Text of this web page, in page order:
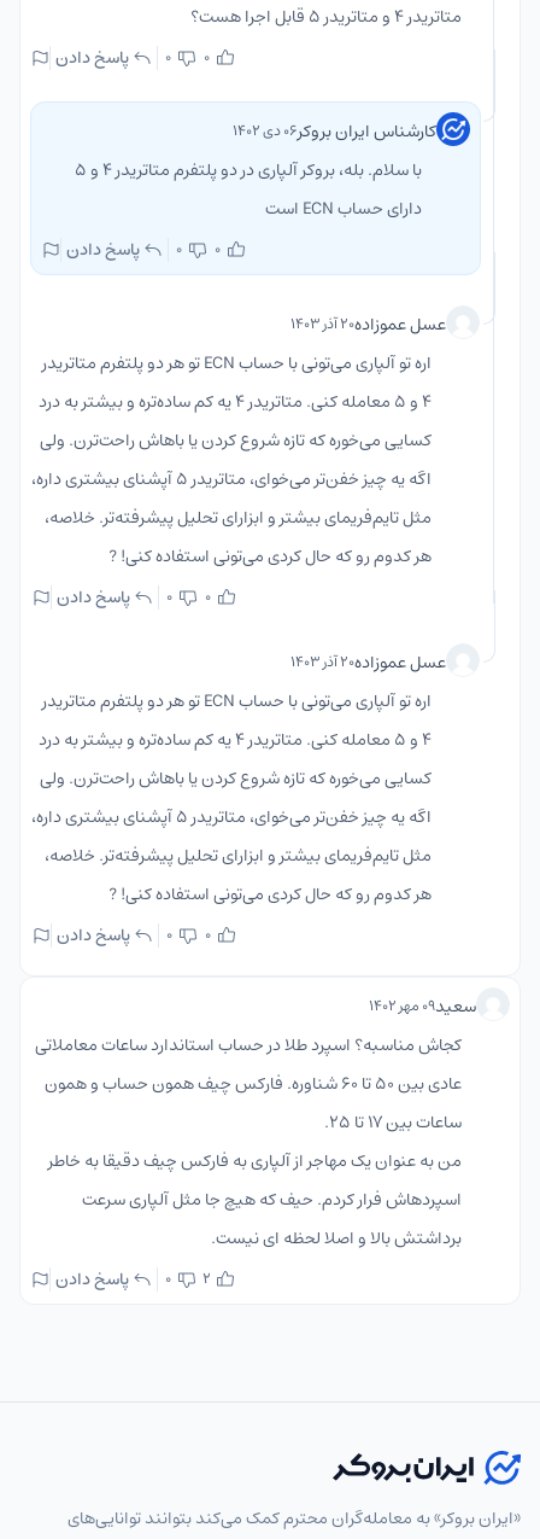
متاتریدر 4 و متاتریدر 5 قابل اجرا هست؟
0
0 پاسخ دادن
کارشناس ایران بروکر۰۶ دی ۱۴۰۲
با سلام. بله، بروکر آلپاری در دو پلتفرم متاتریدر 4 و 5
دارای حساب ECN است
0
0 پاسخ دادن
عسل عموزاده۲۰ آذر ۱۴۰۳
اره تو آلپاری می‌تونی با حساب ECN تو هر دو پلتفرم متاتریدر
4 و 5 معامله کنی. متاتریدر 4 یه کم ساده‌تره و بیشتر به درد
کسایی می‌خوره که تازه شروع کردن یا باهاش راحت‌ترن. ولی
اگه یه چیز خفن‌تر می‌خوای، متاتریدر 5 آپشنای بیشتری داره،
مثل تایم‌فریمای بیشتر و ابزارای تحلیل پیشرفته‌تر. خلاصه،
هر کدوم رو که حال کردی می‌تونی استفاده کنی! ?
0
0 پاسخ دادن
عسل عموزاده۲۰ آذر ۱۴۰۳
اره تو آلپاری می‌تونی با حساب ECN تو هر دو پلتفرم متاتریدر
4 و 5 معامله کنی. متاتریدر 4 یه کم ساده‌تره و بیشتر به درد
کسایی می‌خوره که تازه شروع کردن یا باهاش راحت‌ترن. ولی
اگه یه چیز خفن‌تر می‌خوای، متاتریدر 5 آپشنای بیشتری داره،
مثل تایم‌فریمای بیشتر و ابزارای تحلیل پیشرفته‌تر. خلاصه،
هر کدوم رو که حال کردی می‌تونی استفاده کنی! ?
0
0 پاسخ دادن
سعید۰۹ مهر ۱۴۰۲
کجاش مناسبه؟ اسپرد طلا در حساب استاندارد ساعات معاملاتی
عادی بین ۵۰ تا ۶۰ شناوره. فارکس چیف همون حساب و همون
ساعات بین ۱۷ تا ۲۵.
من به عنوان یک مهاجر از آلپاری به فارکس چیف دقیقا به خاطر
اسپردهاش فرار کردم. حیف که هیچ جا مثل آلپاری سرعت
برداشتش بالا و اصلا لحظه ای نیست.
2
0 پاسخ دادن
«ایران بروکر» به معامله‌گران محترم کمک می‌کند بتوانند توانایی‌های